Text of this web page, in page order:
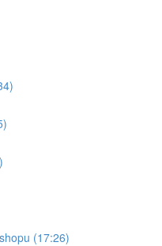
(17:26)